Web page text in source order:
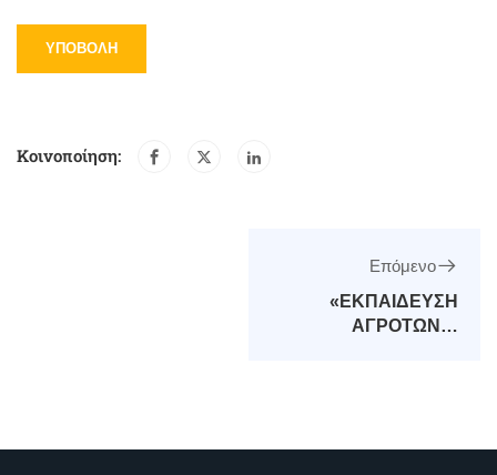
Κοινοποίηση:
Επόμενο
«ΕΚΠΑΙΔΕΥΣΗ
ΑΓΡΟΤΩΝ &